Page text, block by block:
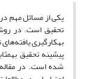
یکی از مسائل مهم
تحقیق است. در روش
به‏کارگیری
پیشینه تحقیق
شده است. در